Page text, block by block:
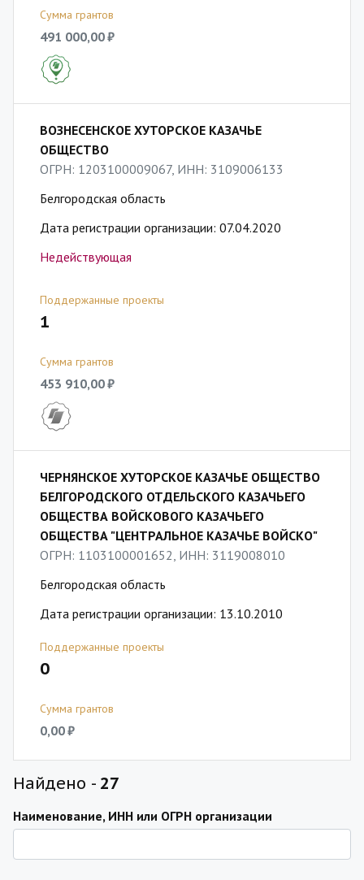
Сумма грантов
491 000,00 ₽
ВОЗНЕСЕНСКОЕ ХУТОРСКОЕ КАЗАЧЬЕ
ОБЩЕСТВО
ОГРН: 1203100009067, ИНН: 3109006133
Белгородская область
Дата регистрации организации: 07.04.2020
Недействующая
Поддержанные проекты
1
Сумма грантов
453 910,00 ₽
ЧЕРНЯНСКОЕ ХУТОРСКОЕ КАЗАЧЬЕ ОБЩЕСТВО
БЕЛГОРОДСКОГО ОТДЕЛЬСКОГО КАЗАЧЬЕГО
ОБЩЕСТВА ВОЙСКОВОГО КАЗАЧЬЕГО
ОБЩЕСТВА "ЦЕНТРАЛЬНОЕ КАЗАЧЬЕ ВОЙСКО"
ОГРН: 1103100001652, ИНН: 3119008010
Белгородская область
Дата регистрации организации: 13.10.2010
Поддержанные проекты
0
Сумма грантов
0,00 ₽
Найдено - 27
Наименование, ИНН или ОГРН организации